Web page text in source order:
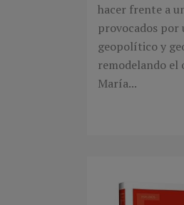
hacer frente a
provocados por
geopolítico y
remodelando el
María...